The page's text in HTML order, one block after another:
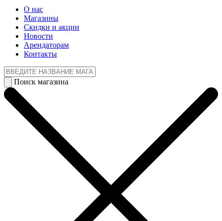
О нас
Магазины
Cкидки и акции
Новости
Арендаторам
Контакты
Поиск магазина